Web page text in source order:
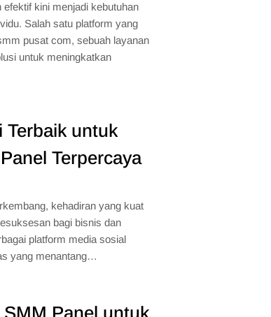
kini menjadi kebutuhan
Salah satu platform yang
pusat com, sebuah layanan
untuk meningkatkan
Terbaik untuk
Terpercaya
kehadiran yang kuat
bagi bisnis dan
platform media sosial
yang menantang…
Panel untuk